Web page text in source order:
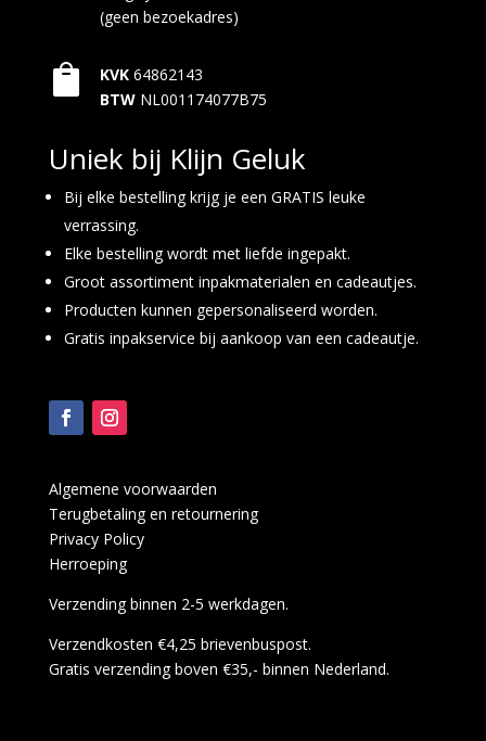
(geen bezoekadres)
 KVK 64862143
BTW NL001174077B75
Uniek bij Klijn Geluk
Bij elke bestelling krijg je een GRATIS leuke
verrassing.
Elke bestelling wordt met liefde ingepakt.
Groot assortiment inpakmaterialen en cadeautjes.
Producten kunnen gepersonaliseerd worden.
Gratis inpakservice bij aankoop van een cadeautje.
Algemene voorwaarden
Terugbetaling en retournering
Privacy Policy
Herroeping
Verzending binnen 2-5 werkdagen.
Verzendkosten €4,25 brievenbuspost.
Gratis verzending boven €35,- binnen Nederland.